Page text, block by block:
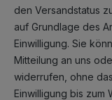
den Versandstatus
auf Grundlage des
Einwilligung. Sie
Mitteilung an uns
widerrufen, ohne
Einwilligung bis